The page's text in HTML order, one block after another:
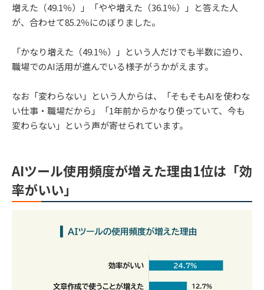
増えた（49.1％）」「やや増えた（36.1％）」と答えた人
が、合わせて85.2％にのぼりました。
「かなり増えた（49.1％）」という人だけでも半数に迫り、
職場でのAI活用が進んでいる様子がうかがえます。
なお「変わらない」という人からは、「そもそもAIを使わな
い仕事・職場だから」「1年前からかなり使っていて、今も
変わらない」という声が寄せられています。
AIツール使用頻度が増えた理由1位は「効
率がいい」